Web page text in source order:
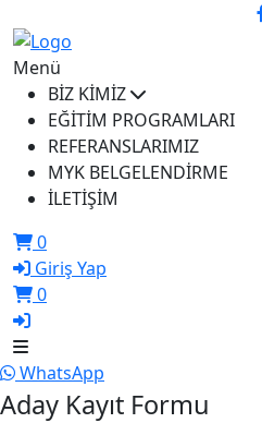
Menü
BİZ KİMİZ
EĞİTİM PROGRAMLARI
REFERANSLARIMIZ
MYK BELGELENDİRME
İLETİŞİM
0
Giriş Yap
0
WhatsApp
Aday Kayıt Formu